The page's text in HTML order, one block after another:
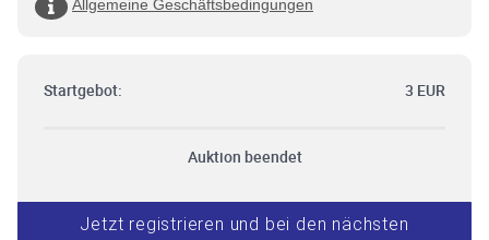
Allgemeine Geschäftsbedingungen
Startgebot: 3 EUR
Auktion beendet
Jetzt registrieren und bei den nächsten